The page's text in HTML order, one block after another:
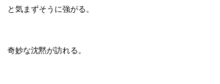
と気まずそうに強がる。
奇妙な沈黙が訪れる。